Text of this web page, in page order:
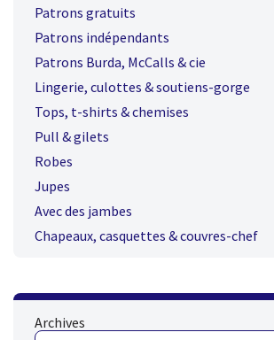
Patrons gratuits
Patrons indépendants
Patrons Burda, McCalls & cie
Lingerie, culottes & soutiens-gorge
Tops, t-shirts & chemises
Pull & gilets
Robes
Jupes
Avec des jambes
Chapeaux, casquettes & couvres-chef
Archives